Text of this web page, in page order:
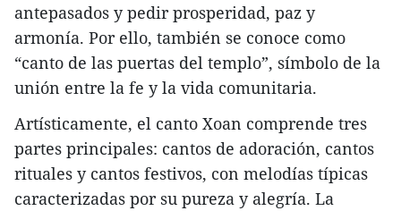
antepasados y pedir prosperidad, paz y
armonía. Por ello, también se conoce como
“canto de las puertas del templo”, símbolo de la
unión entre la fe y la vida comunitaria.
Artísticamente, el canto Xoan comprende tres
partes principales: cantos de adoración, cantos
rituales y cantos festivos, con melodías típicas
caracterizadas por su pureza y alegría. La